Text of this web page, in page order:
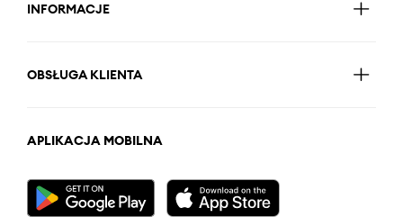
INFORMACJE
OBSŁUGA KLIENTA
APLIKACJA MOBILNA